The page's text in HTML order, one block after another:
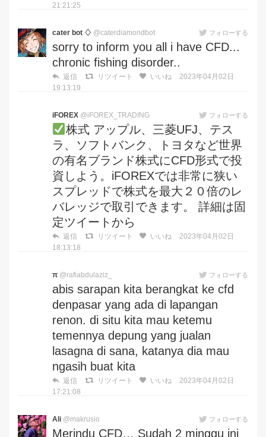
21:21:25
cater bot ♢ @caterdiamondbot フォローする
sorry to inform you all i have CFD...
chronic fishing disorder..
返信 リツイート いいね
2023年04月02日
19:13:19
iFOREX @iFOREX_TRADING フォローする
株式 アップル、三菱UFJ、テス
ラ、ソフトバンク、トヨタなど世界
の有名ブランド株式にCFD形式で投
資しよう。iFOREXでは非常に狭い
スプレッドで株式を最大２０倍のレ
バレッジで取引できます。 詳細は固
定ツイートから
返信 リツイート いいね
2023年04月02日
18:13:18
π @rafiabdulaziz_ フォローする
abis sarapan kita berangkat ke cfd
denpasar yang ada di lapangan
renon. di situ kita mau ketemu
temennya depung yang jualan
lasagna di sana, katanya dia mau
ngasih buat kita
返信 リツイート いいね
2023年04月02日
17:21:08
Ali @makrusio フォローする
Merindu CFD… Sudah 2 minggu ini